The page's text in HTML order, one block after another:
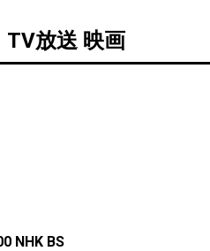
放送 映画
NHK BS